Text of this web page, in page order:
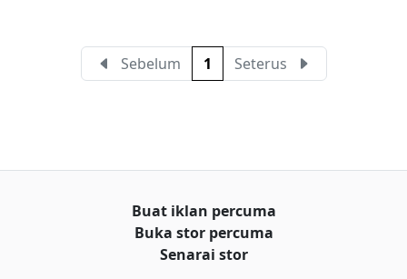
Sebelum 1 Seterus
Buat iklan percuma
Buka stor percuma
Senarai stor